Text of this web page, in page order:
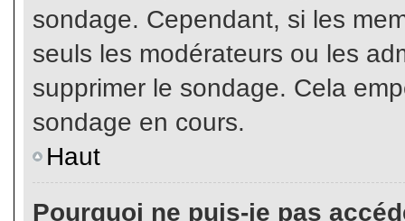
sondage. Cependant, si les
seuls les modérateurs ou les
supprimer le sondage. Cela
sondage en cours.
Haut
Pourquoi ne puis-je pas